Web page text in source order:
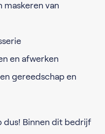
maskeren van
en afwerken
gereedschap en
dus! Binnen dit bedrijf